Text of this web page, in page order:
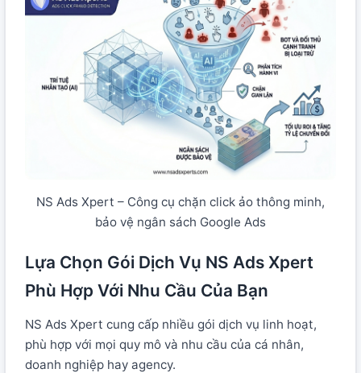
NS Ads Xpert – Công cụ chặn click ảo thông minh,
bảo vệ ngân sách Google Ads
Lựa Chọn Gói Dịch Vụ NS Ads Xpert
Phù Hợp Với Nhu Cầu Của Bạn
NS Ads Xpert cung cấp nhiều gói dịch vụ linh hoạt,
phù hợp với mọi quy mô và nhu cầu của cá nhân,
doanh nghiệp hay agency.